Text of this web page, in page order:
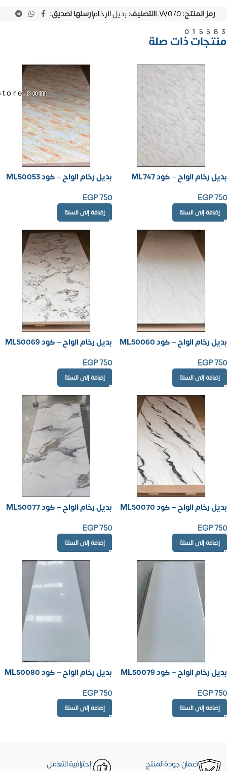
رمز المنتج:LW070التصنيف:بديل الرخامارسلها لصديق:
منتجات ذات صلة
بديل رخام الواح – كود ML747
EGP750
إضافة إلى السلة
بديل رخام الواح – كود ML50053
EGP750
إضافة إلى السلة
بديل رخام الواح – كود ML50060
EGP750
إضافة إلى السلة
بديل رخام الواح – كود ML50069
EGP750
إضافة إلى السلة
بديل رخام الواح – كود ML50070
EGP750
إضافة إلى السلة
بديل رخام الواح – كود ML50077
EGP750
إضافة إلى السلة
بديل رخام الواح – كود ML50079
EGP750
إضافة إلى السلة
بديل رخام الواح – كود ML50080
EGP750
إضافة إلى السلة
ضمان جودة المنتج إحترافية التعامل